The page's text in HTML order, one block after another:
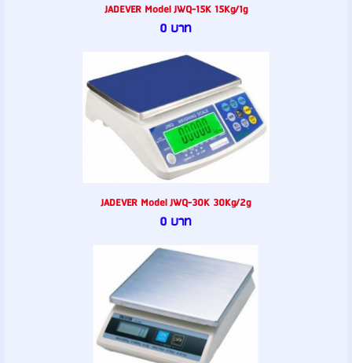
JADEVER Model JWQ-15K 15Kg/1g
0 บาท
JADEVER Model JWQ-30K 30Kg/2g
0 บาท